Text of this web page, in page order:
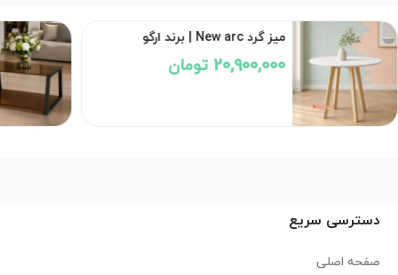
میز گرد New arc | برند ارگو
20,900,000 تومان
دسترسی سریع
صفحه اصلی